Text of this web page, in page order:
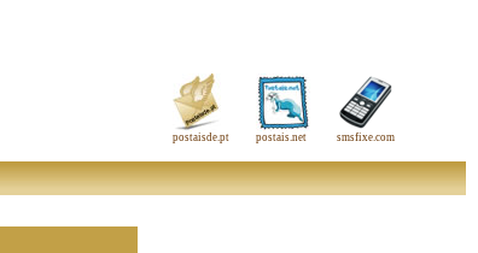
postaisde.pt postais.net smsfixe.com